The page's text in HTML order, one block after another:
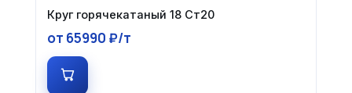
Круг горячекатаный 18 Ст20
от 65990 ₽/т